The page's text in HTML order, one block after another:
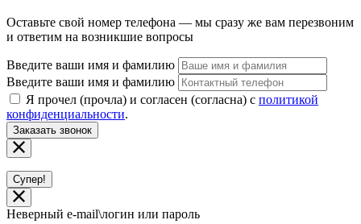
Оставьте свой номер телефона — мы сразу же вам перезвоним
и ответим на возникшие вопросы
Введите ваши имя и фамилию
Введите ваши имя и фамилию
Я прочел (прочла) и согласен (согласна) с политикой
конфиденциальности.
Заказать звонок
Супер!
Неверный e-mail\логин или пароль